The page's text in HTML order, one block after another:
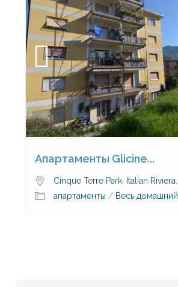
Апартаменты Glicine...
Cinque Terre Park Italian Riviera
апартаменты / Весь домашний